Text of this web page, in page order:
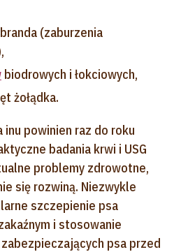
(zaburzenia
biodrowych i łokciowych,
żołądka.
inu powinien raz do roku
badania krwi i USG
problemy zdrowotne,
się rozwiną. Niezwykle
szczepienie psa
i stosowanie
psa przed